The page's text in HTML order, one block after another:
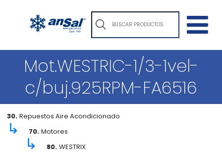
Mot.WESTRIC-1/3-1vel-
c/buj.925RPM-FA6516
30. Repuestos Aire Acondicionado
↳ 70. Motores
↳ 80. WESTRIX